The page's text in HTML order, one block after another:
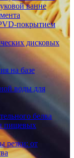
ванне
покрытием
дисковых
на базе
воды для
белка
пищевых
резки: от